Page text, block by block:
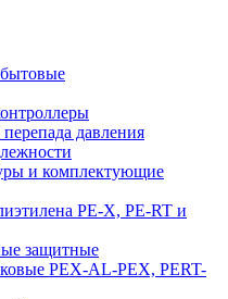
давления
и комплектующие
PE-X, PE-RT и
защитные
PEX-AL-PEX, PERT-